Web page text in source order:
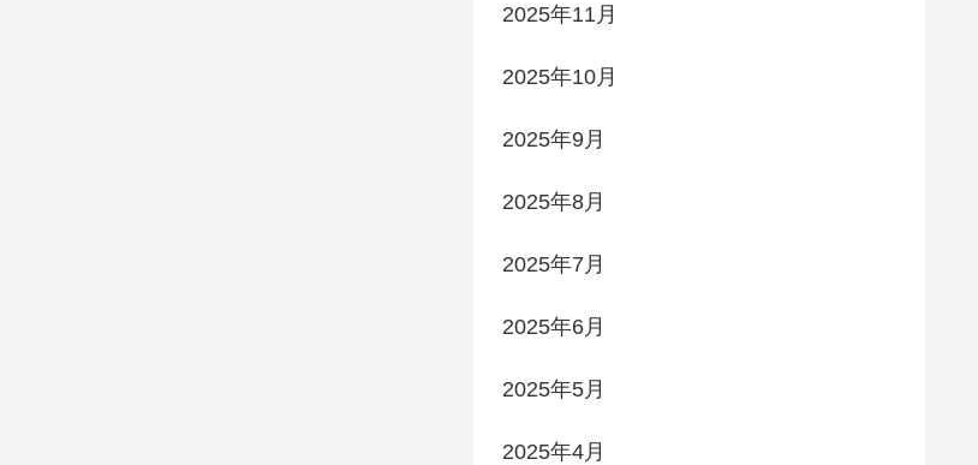
2025年11月
2025年10月
2025年9月
2025年8月
2025年7月
2025年6月
2025年5月
2025年4月